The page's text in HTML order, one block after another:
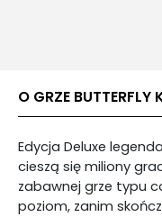
O GRZE BUTTERFLY
Edycja Deluxe
cieszą się miliony
zabawnej grze typu
poziom, zanim